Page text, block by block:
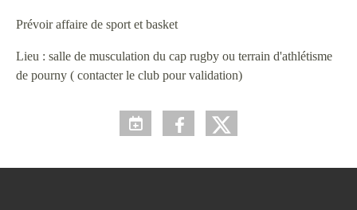
Prévoir affaire de sport et basket
Lieu : salle de musculation du cap rugby ou terrain d'athlétisme
de pourny ( contacter le club pour validation)